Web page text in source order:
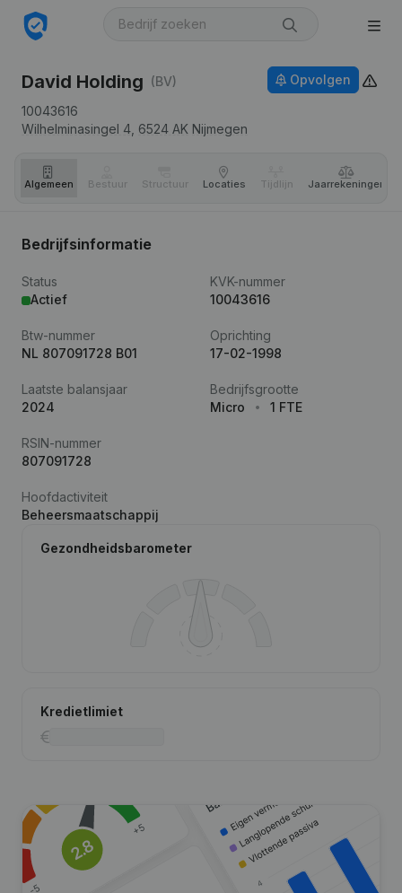
David Holding (BV)
10043616
Wilhelminasingel 4, 6524 AK Nijmegen
Opvolgen
Algemeen Bestuur Structuur Locaties Tijdlijn Jaar­rekeningen
Bedrijfsinformatie
Status
Actief
KVK-nummer
10043616
Btw-nummer
NL 807091728 B01
Oprichting
17-02-1998
Laatste balansjaar
2024
Bedrijfsgrootte
Micro
1 FTE
RSIN-nummer
807091728
Hoofdactiviteit
Beheersmaatschappij
Gezondheidsbarometer
Kredietlimiet